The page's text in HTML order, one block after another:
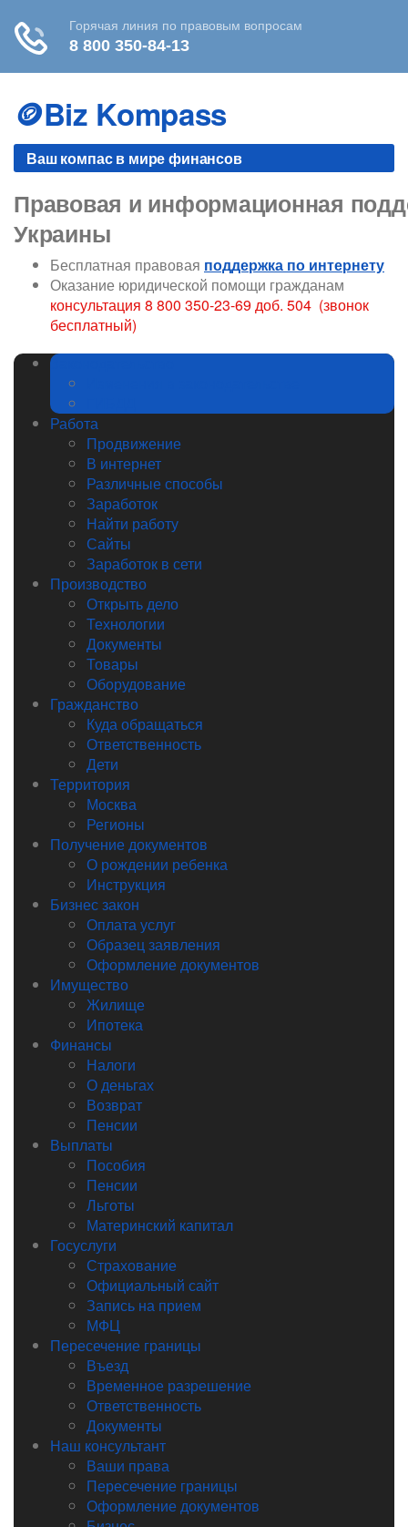
content
🪙Biz Kompass
Ваш компас в мире финансов
Правовая и информационная
Украины
Бесплатная правовая поддержка по интернету
Оказание юридической помощи гражданам
консультация 8 800 350-23-69 доб. 504 (звонок
бесплатный)
Законодательство
Работа
Продвижение
В интернет
Различные способы
Заработок
Найти работу
Сайты
Заработок в сети
Производство
Открыть дело
Технологии
Документы
Товары
Оборудование
Гражданство
Куда обращаться
Ответственность
Дети
Территория
Москва
Регионы
Получение документов
О рождении ребенка
Инструкция
Бизнес закон
Оплата услуг
Образец заявления
Оформление документов
Имущество
Жилище
Ипотека
Финансы
Налоги
О деньгах
Возврат
Пенсии
Выплаты
Пособия
Пенсии
Льготы
Материнский капитал
Госуслуги
Страхование
Официальный сайт
Запись на прием
МФЦ
Пересечение границы
Въезд
Временное разрешение
Ответственность
Документы
Наш консультант
Ваши права
Пересечение границы
Оформление документов